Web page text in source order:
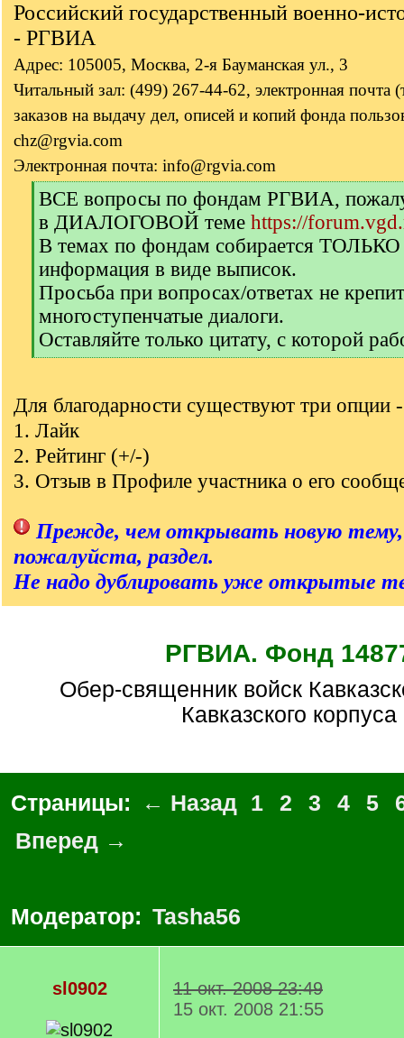
Российский государственный военно-
- РГВИА
Адрес: 105005, Москва, 2-я Бауманская ул., 3
Читальный зал: (499) 267-44-62, электронная почта
заказов на выдачу дел, описей и копий фонда
chz@rgvia.com
Электронная почта: info@rgvia.com
[
q
]
ВСЕ вопросы по фондам РГВИА,
в ДИАЛОГОВОЙ теме https://
В темах по фондам собирается ТОЛЬКО
информация в виде выписок.
Просьба при вопросах/ответах не
многоступенчатые диалоги.
Оставляйте только цитату, с которой
[
]
Для благодарности существуют три опции -
1. Лайк
2. Рейтинг (+/-)
3. Отзыв в Профиле участника о его
Прежде, чем открывать новую
пожалуйста, раздел.
Не надо дублировать уже открытые
РГВИА. Фонд
Обер-священник войск Кавказской армии и
Кавказского корпуса
Страницы: ← Назад 1 2 3 4 5
Вперед →
Модератор: Tasha56
sl0902
11 окт. 2008 23:49
15 окт. 2008 21:55